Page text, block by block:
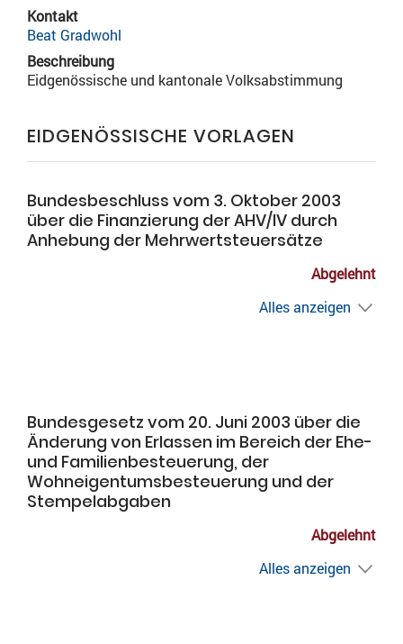
Kontakt
Beat Gradwohl
Beschreibung
Eidgenössische und kantonale Volksabstimmung
EIDGENÖSSISCHE VORLAGEN
Bundesbeschluss vom 3. Oktober 2003
über die Finanzierung der AHV/IV durch
Anhebung der Mehrwertsteuersätze
Abgelehnt
Alles anzeigen
Bundesgesetz vom 20. Juni 2003 über die
Änderung von Erlassen im Bereich der Ehe-
und Familienbesteuerung, der
Wohneigentumsbesteuerung und der
Stempelabgaben
Abgelehnt
Alles anzeigen